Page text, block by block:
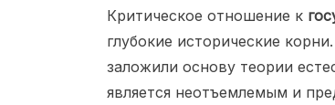
Критическое отношение к
глубокие исторические
заложили основу теории
является неотъемлемым и